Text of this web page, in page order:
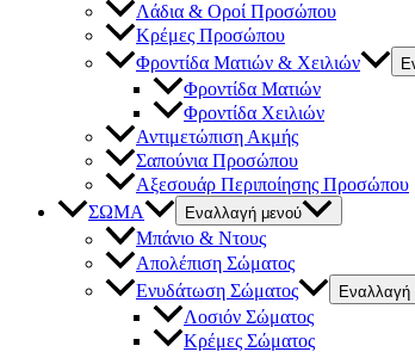
Λάδια & Οροί Προσώπου
Κρέμες Προσώπου
Φροντίδα Ματιών & Χειλιών
Φροντίδα Ματιών
Φροντίδα Χειλιών
Αντιμετώπιση Ακμής
Σαπούνια Προσώπου
Αξεσουάρ Περιποίησης Προσώπου
ΣΩΜΑ
Εναλλαγή μενού
Μπάνιο & Ντους
Απολέπιση Σώματος
Ενυδάτωση Σώματος
Εναλλαγή
Λοσιόν Σώματος
Κρέμες Σώματος